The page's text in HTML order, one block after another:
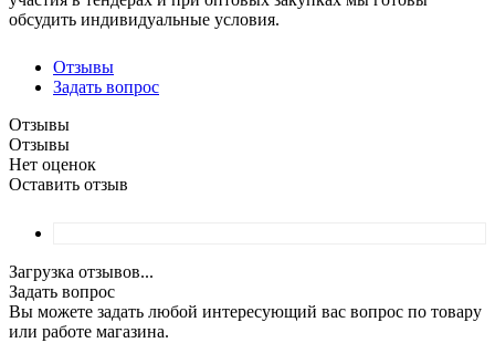
обсудить индивидуальные условия.
Отзывы
Задать вопрос
Отзывы
Отзывы
Нет оценок
Оставить отзыв
Загрузка отзывов...
Задать вопрос
Вы можете задать любой интересующий вас вопрос по товару
или работе магазина.